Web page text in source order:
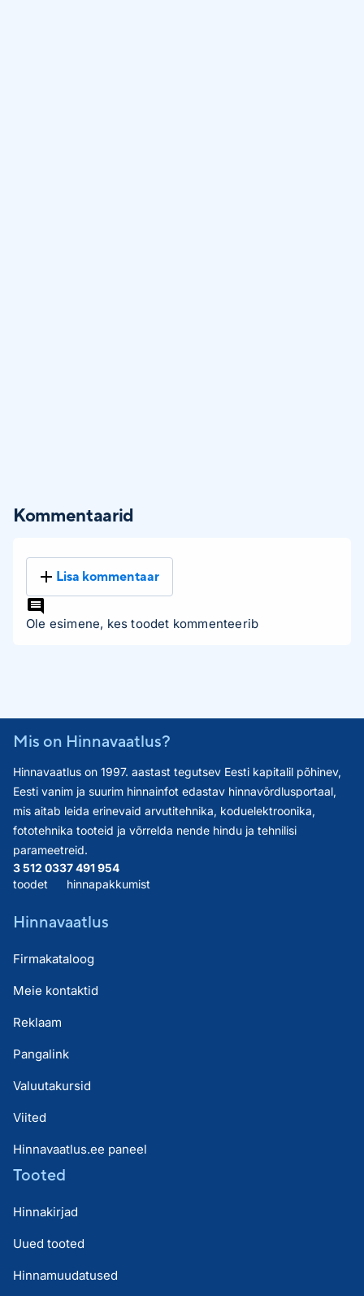
Kommentaarid
Lisa kommentaar
Ole esimene, kes toodet kommenteerib
Mis on Hinnavaatlus?
Hinnavaatlus on 1997. aastast tegutsev Eesti kapitalil põhinev,
Eesti vanim ja suurim hinnainfot edastav hinnavõrdlusportaal,
mis aitab leida erinevaid arvutitehnika, koduelektroonika,
fototehnika tooteid ja võrrelda nende hindu ja tehnilisi
parameetreid.
3 512 033
toodet
7 491 954
hinnapakkumist
Hinnavaatlus
Firmakataloog
Meie kontaktid
Reklaam
Pangalink
Valuutakursid
Viited
Hinnavaatlus.ee paneel
Tooted
Hinnakirjad
Uued tooted
Hinnamuudatused